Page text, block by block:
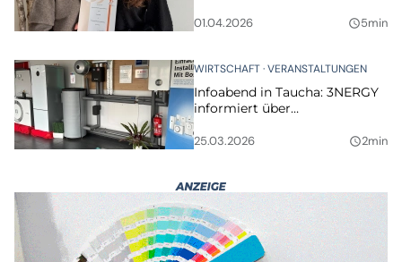
01.04.2026 query_builder5min
WIRTSCHAFT VERANSTALTUNGEN
Infoabend in Taucha: 3NERGY
informiert über
Fördermöglichkeiten
25.03.2026 query_builder2min